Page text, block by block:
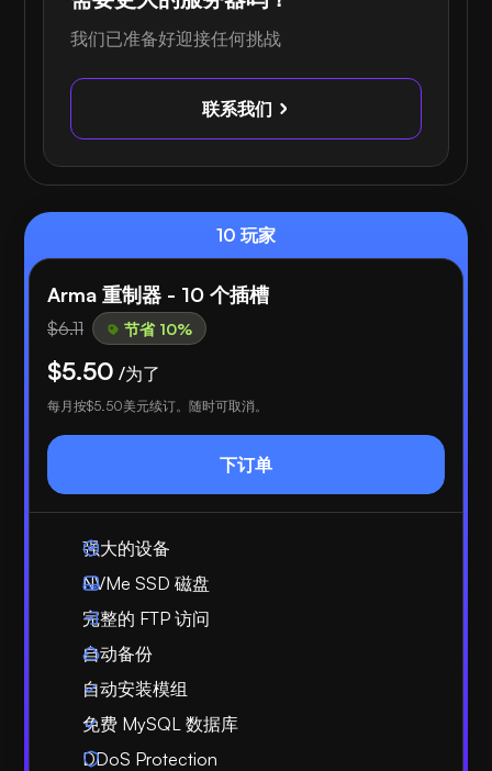
我们已准备好迎接任何挑战
联系我们
10 玩家
Arma 重制器 - 10 个插槽
$6.11 节省 10%
$5.50 /为了
每月按$5.50美元续订。随时可取消。
下订单
强大的设备
NVMe SSD 磁盘
完整的 FTP 访问
自动备份
自动安装模组
免费 MySQL 数据库
DDoS Protection